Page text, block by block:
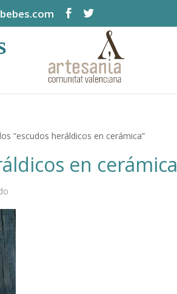
“escudos heráldicos en cerámica”
en cerámica